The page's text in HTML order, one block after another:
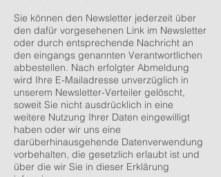
Sie können den Newsletter jederzeit über
den dafür vorgesehenen Link im Newsletter
oder durch entsprechende Nachricht an
den eingangs genannten Verantwortlichen
abbestellen. Nach erfolgter Abmeldung
wird Ihre E-Mailadresse unverzüglich in
unserem Newsletter-Verteiler gelöscht,
soweit Sie nicht ausdrücklich in eine
weitere Nutzung Ihrer Daten eingewilligt
haben oder wir uns eine
darüberhinausgehende Datenverwendung
vorbehalten, die gesetzlich erlaubt ist und
über die wir Sie in dieser Erklärung